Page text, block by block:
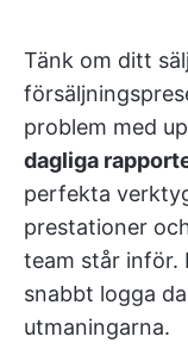
Tänk om ditt
problem med
dagliga
perfekta
prestationer
team står inför.
snabbt logga
utmaningarna.